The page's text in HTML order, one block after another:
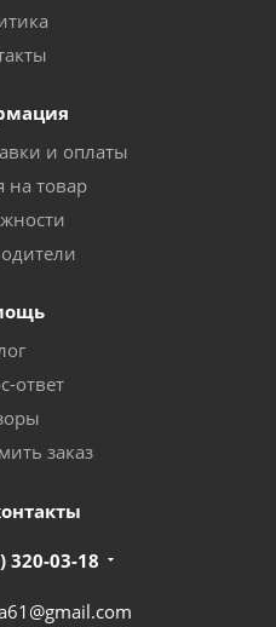
и оплаты
на товар
ответ
заказ
320-03-18